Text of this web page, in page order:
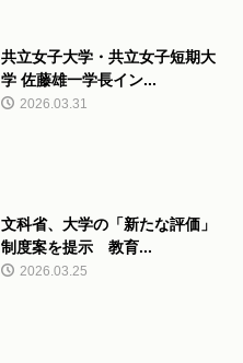
共立女子大学・共立女子短期大
学 佐藤雄一学長イン...
2026.03.31
文科省、大学の「新たな評価」
制度案を提示 教育...
2026.03.25